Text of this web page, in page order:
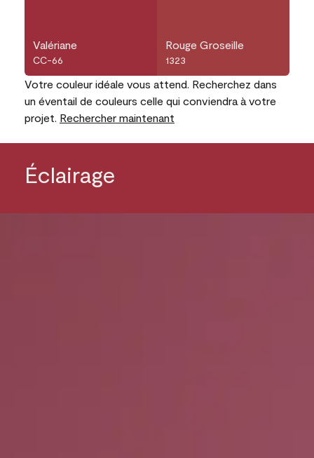
Valériane
CC-66
Rouge Groseille
1323
Votre couleur idéale vous attend. Recherchez dans
un éventail de couleurs celle qui conviendra à votre
projet. Rechercher maintenant
Éclairage